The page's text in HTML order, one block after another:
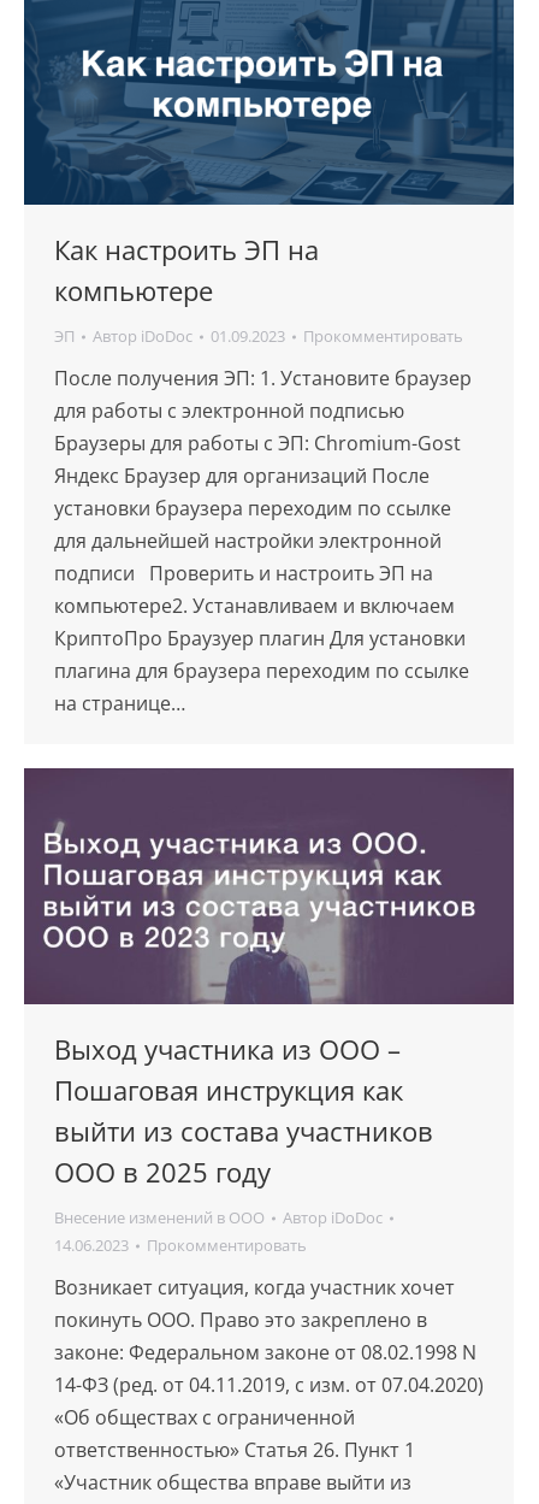
Как настроить ЭП на
компьютере
ЭП Автор iDoDoc 01.09.2023 Прокомментировать
После получения ЭП: 1. Установите браузер
для работы с электронной подписью
Браузеры для работы с ЭП: Chromium-Gost
Яндекс Браузер для организаций После
установки браузера переходим по ссылке
для дальнейшей настройки электронной
подписи Проверить и настроить ЭП на
компьютере2. Устанавливаем и включаем
КриптоПро Браузуер плагин Для установки
плагина для браузера переходим по ссылке
на странице…
Выход участника из ООО –
Пошаговая инструкция как
выйти из состава участников
ООО в 2025 году
Внесение изменений в ООО Автор iDoDoc
14.06.2023
Прокомментировать
Возникает ситуация, когда участник хочет
покинуть ООО. Право это закреплено в
законе: Федеральном законе от 08.02.1998 N
14-ФЗ (ред. от 04.11.2019, с изм. от 07.04.2020)
«Об обществах с ограниченной
ответственностью» Статья 26. Пункт 1
«Участник общества вправе выйти из